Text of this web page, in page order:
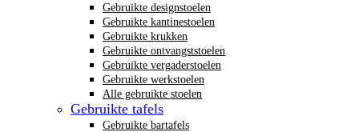
Gebruikte designstoelen
Gebruikte kantinestoelen
Gebruikte krukken
Gebruikte ontvangststoelen
Gebruikte vergaderstoelen
Gebruikte werkstoelen
Alle gebruikte stoelen
Gebruikte tafels
Gebruikte bartafels